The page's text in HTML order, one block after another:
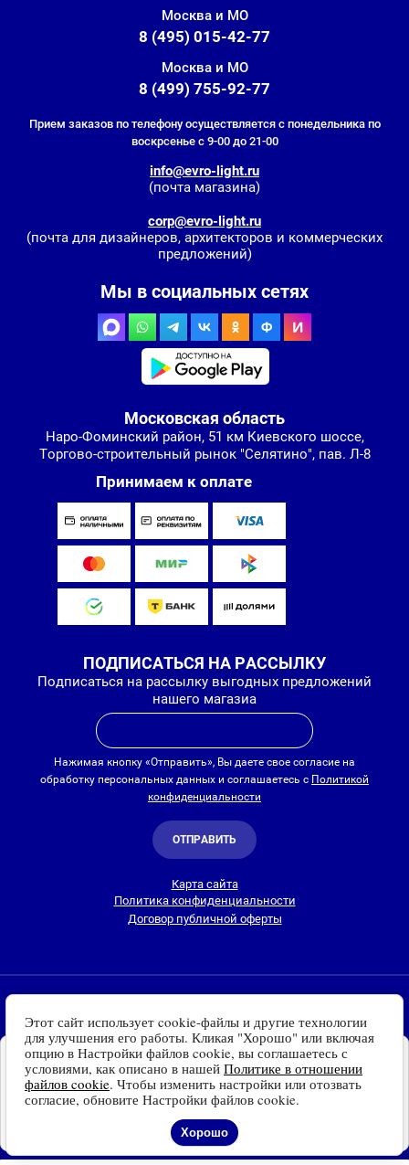
Установите наш сайт на
Ваше устройство
Доступно для устройств
на платформе Android
Установить
Москва и МО
8 (495) 015-42-77
Москва и МО
8 (499) 755-92-77
Прием заказов по телефону осуществляется с понедельника по
воскрсенье с 9-00 до 21-00
info@evro-light.ru
(почта магазина)
corp@evro-light.ru
(почта для дизайнеров, архитекторов и коммерческих
предложений)
Мы в социальных сетях
Московская область
Наро-Фоминский район, 51 км Киевского шоссе,
Торгово-строительный рынок "Селятино", пав. Л-8
Принимаем к оплате
ПОДПИСАТЬСЯ НА РАССЫЛКУ
Подписаться на рассылку выгодных предложений
нашего магазиа
Нажимая кнопку «Отправить», Вы даете свое согласие на
обработку персональных данных и соглашаетесь с Политикой
конфиденциальности
ОТПРАВИТЬ
Карта сайта
Политика конфиденциальности
Договор публичной оферты
Люстры, светильники и другие приборы освещения для
дома и улицы с доставкойпо всей России. Все права
защищены.
Информация о технических характеристиках, стране изготовления, внешнем
виде и цвете товаровносит справочный
и основывается на последних доступных к моменту публикации
сведениях
Этот сайт использует cookie-файлы и другие технологии
для улучшения его работы. Кликая "Хорошо" или включая
опцию в Настройки файлов cookie, вы соглашаетесь с
условиями, как описано в нашей Политике в отношении
файлов cookie. Чтобы изменить настройки или отозвать
согласие, обновите Настройки файлов cookie.
Хорошо